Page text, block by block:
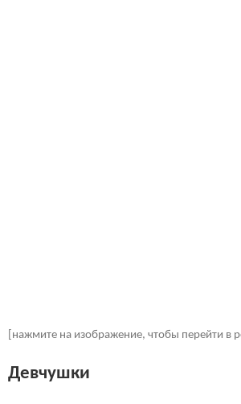
[нажмите на изображение, чтобы перейти в
Девчушки